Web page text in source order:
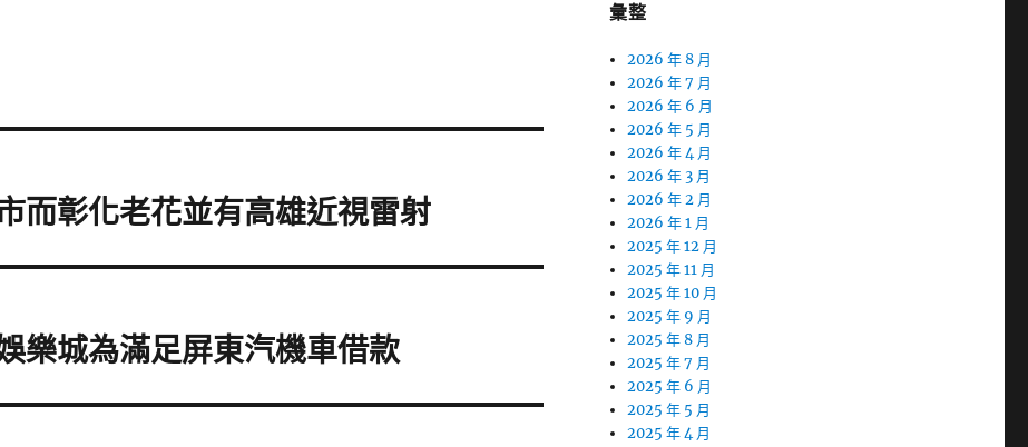
而彰化老花並有高雄近視雷射
樂城為滿足屏東汽機車借款
彙整
2026 年 8 月
2026 年 7 月
2026 年 6 月
2026 年 5 月
2026 年 4 月
2026 年 3 月
2026 年 2 月
2026 年 1 月
2025 年 12 月
2025 年 11 月
2025 年 10 月
2025 年 9 月
2025 年 8 月
2025 年 7 月
2025 年 6 月
2025 年 5 月
2025 年 4 月